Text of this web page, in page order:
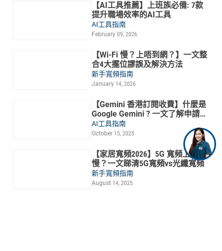
【AI工具推薦】上班族必備: 7款
提升職場效率的AI工具
AI工具指南
February 09, 2026
【Wi-Fi 慢？上唔到網？】一文整
合4大擺位謬誤及解決方法
新手寬頻指南
January 14, 2026
【Gemini 香港訂閱收費】什麼是
Google Gemini ? 一文了解申請方
法及4大功能
AI工具指南
October 15, 2025
【家居寬頻2026】5G 寬頻上網
慢？一文睇清5G寬頻vs光纖寬頻
新手寬頻指南
August 14, 2025